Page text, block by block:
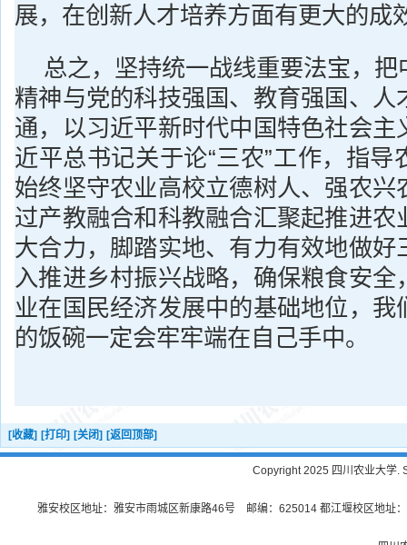
展，在创新人才培养方面有更大的成
总之，坚持统一战线重要法宝，
精神与党的科技强国、教育强国、人
通，以习近平新时代中国特色社会主
近平总书记关于论“三农”工作，指导
始终坚守农业高校立德树人、强农兴
过产教融合和科教融合汇聚起推进农
大合力，脚踏实地、有力有效地做好
入推进乡村振兴战略，确保粮食安全
业在国民经济发展中的基础地位，我
的饭碗一定会牢牢端在自己手中。
[收藏] [打印] [关闭] [返回顶部]
Copyright 2025 四川农业大学.
雅安校区地址：雅安市雨城区新康路46号 邮编：625014 都江堰校区地址